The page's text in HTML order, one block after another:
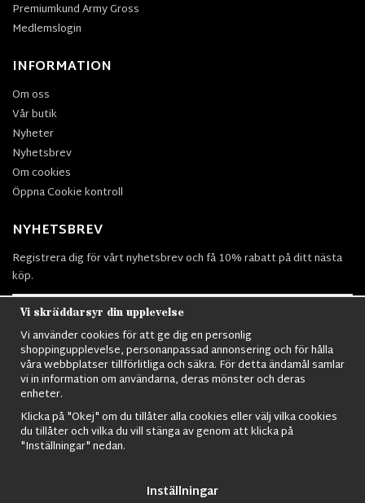
Premiumkund Army Gross
Medlemslogin
INFORMATION
Om oss
Vår butik
Nyheter
Nyhetsbrev
Om cookies
Öppna Cookie kontroll
NYHETSBREV
Registrera dig för vårt nyhetsbrev och få 10% rabatt på ditt nästa
köp.
Prenumerera
Nordens största utbud avMilitärkläder,M90 kläder,Militärtöverskott,
Militärutrustning
Vintage Army kläder,Sjömanskläder
Vi skräddarsyr din upplevelse
Vi använder cookies för att ge dig en personlig
shoppingupplevelse, personanpassad annonsering och för hålla
våra webbplatser tillförlitliga och säkra. För detta ändamål samlar
vi in information om användarna, deras mönster och deras
enheter.
Klicka på "Okej" om du tillåter alla cookies eller välj vilka cookies
du tillåter och vilka du vill stänga av genom att klicka på
"Inställningar" nedan.
Inställningar